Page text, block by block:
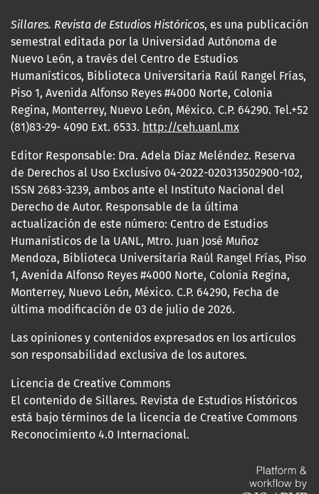
Sillares. Revista de Estudios Históricos, es una publicación
semestral editada por la Universidad Autónoma de
Nuevo León, a través del Centro de Estudios
Humanísticos, Biblioteca Universitaria Raúl Rangel Frías,
Piso 1, Avenida Alfonso Reyes #4000 Norte, Colonia
Regina, Monterrey, Nuevo León, México. C.P. 64290. Tel.+52
(81)83-29- 4090 Ext. 6533. http://ceh.uanl.mx
Editor Responsable: Dra. Adela Díaz Meléndez. Reserva
de Derechos al Uso Exclusivo 04-2022-020313502900-102,
ISSN 2683-3239, ambos ante el Instituto Nacional del
Derecho de Autor. Responsable de la última
actualización de este número: Centro de Estudios
Humanísticos de la UANL, Mtro. Juan José Muñoz
Mendoza, Biblioteca Universitaria Raúl Rangel Frías, Piso
1, Avenida Alfonso Reyes #4000 Norte, Colonia Regina,
Monterrey, Nuevo León, México. C.P. 64290, Fecha de
última modificación de 03 de julio de 2026.
Las opiniones y contenidos expresados en los artículos
son responsabilidad exclusiva de los autores.
Licencia de Creative Commons
El contenido de Sillares. Revista de Estudios Históricos
está bajo términos de la licencia de Creative Commons
Reconocimiento 4.0 Internacional.